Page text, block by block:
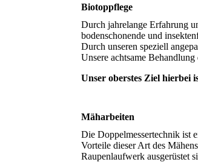
Biotoppflege
Durch jahrelange Erfahrung
bodenschonende und
Durch unseren speziell
Unsere achtsame
Unser oberstes Ziel hierbei
Mäharbeiten
Die Doppelmessertechnik ist
Vorteile dieser Art des
Raupenlaufwerk ausgerüstet